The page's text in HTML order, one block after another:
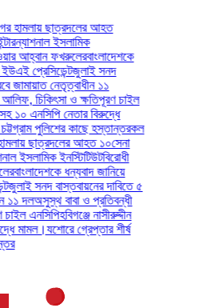
ছাত্রদলের আহত
ইসলামিক
আহ্বান ফখরুলেরবাংলাদেশকে
জুলাই সনদ
নেতৃত্বাধীন ১১
চিকিৎসা ও ক্ষতিপূরণ চাইল
এনসিপি নেতার বিরুদ্ধে
পুলিশের কাছে হস্তান্তরকল
ছাত্রদলের আহত ১০সেনা
ইনস্টিটিউটবিরোধী
ধন্যবাদ জানিয়ে
সনদ বাস্তবায়নের দাবিতে ৫
অসুস্থ বাবা ও প্রতিবন্ধী
এনসিপিহবিগঞ্জে নাসীরুদ্দীন
যশোরে গ্রেপ্তার শীর্ষ